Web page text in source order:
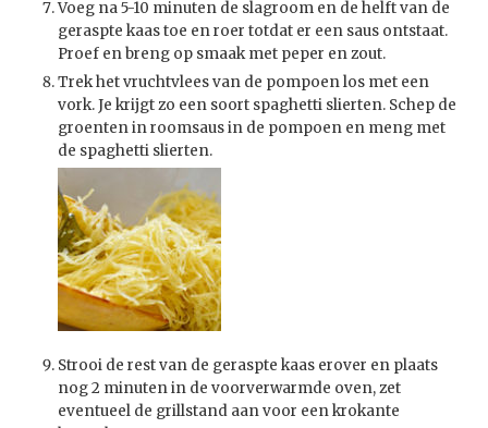
Voeg na 5-10 minuten de slagroom en de helft van de
geraspte kaas toe en roer totdat er een saus ontstaat.
Proef en breng op smaak met peper en zout.
Trek het vruchtvlees van de pompoen los met een
vork. Je krijgt zo een soort spaghetti slierten. Schep de
groenten in roomsaus in de pompoen en meng met
de spaghetti slierten.
Strooi de rest van de geraspte kaas erover en plaats
nog 2 minuten in de voorverwarmde oven, zet
eventueel de grillstand aan voor een krokante